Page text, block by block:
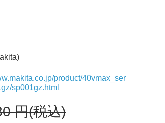
product/40vmax_ser
sp001gz.html
円(税込)